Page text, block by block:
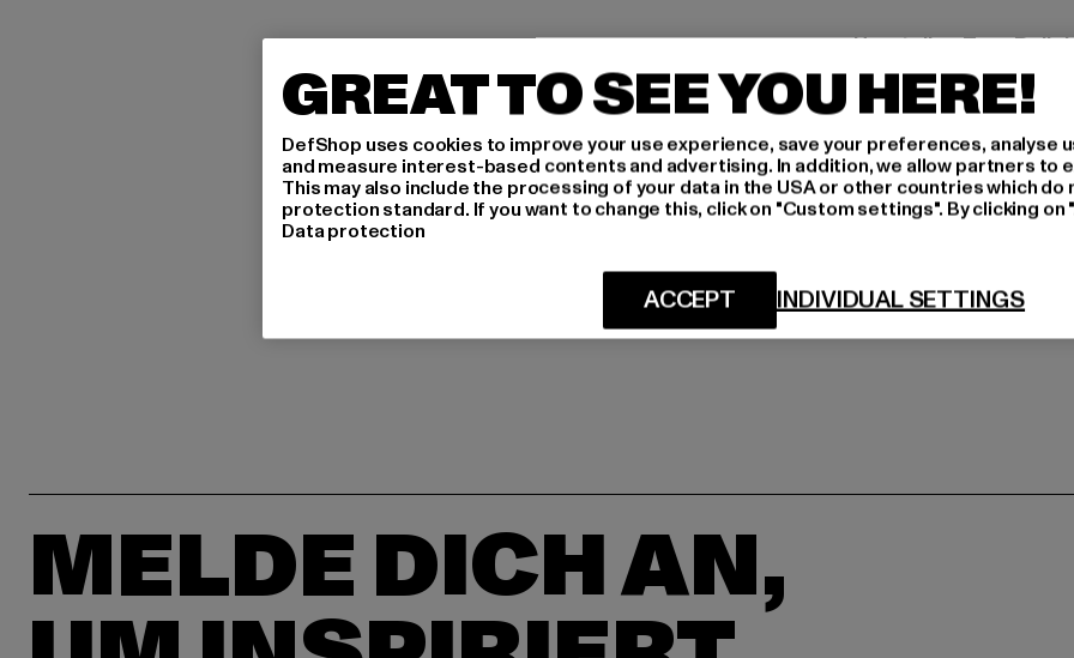
Hersteller: True
Großenbaumer Weg
GRÖSSE
LIEFERUNG &
MELDE DICH AN,
GREAT TO SEE YOU HERE!
DefShop uses cookies to improve your use experience, save your preferences, analyse
and measure interest-based contents and advertising. In addition, we allow partners to
This may also include the processing of your data in the USA or other countries which do
protection standard. If you want to change this, click on "Custom settings". By clicking
Data protection
INDIVIDUAL SETTINGS
ACCEPT